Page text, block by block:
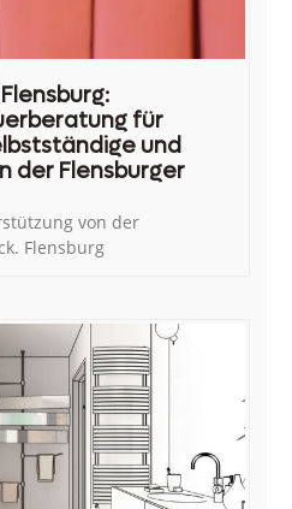
für
und
der Flensburger
von der
Flensburg